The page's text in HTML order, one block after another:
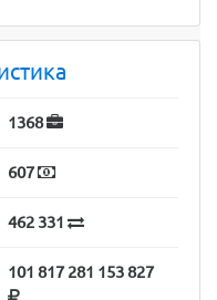
1368
607
462 331
101 817 281 153 827